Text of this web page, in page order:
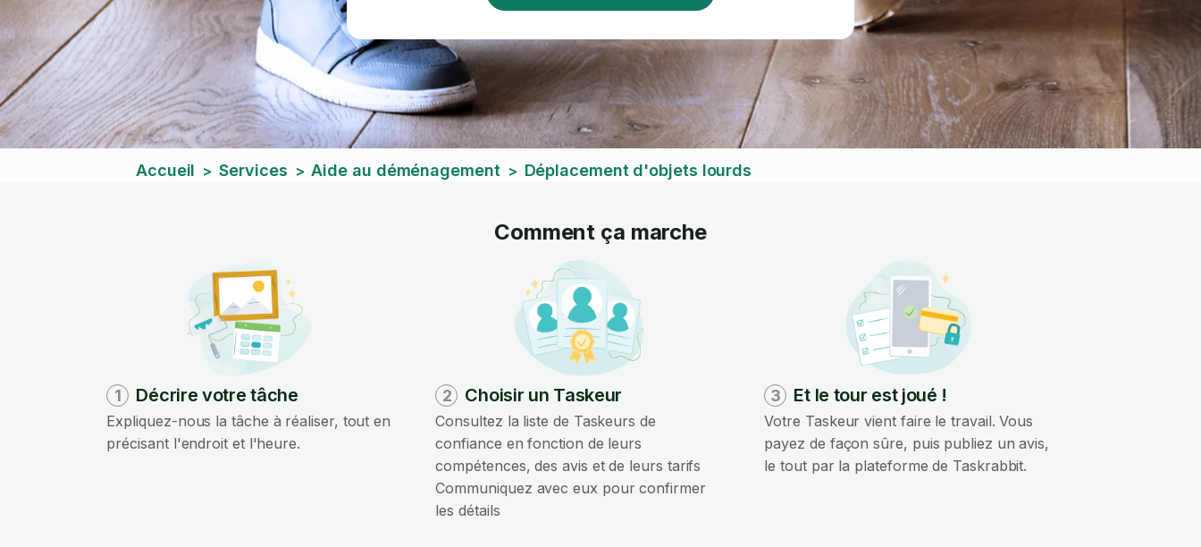
Accueil > Services > Aide au déménagement > Déplacement d'objets lourds
Comment ça marche
1 Décrire votre tâche
Expliquez-nous la tâche à réaliser, tout en
précisant l'endroit et l'heure.
2 Choisir un Taskeur
Consultez la liste de Taskeurs de
confiance en fonction de leurs
compétences, des avis et de leurs tarifs
Communiquez avec eux pour confirmer
les détails
3 Et le tour est joué !
Votre Taskeur vient faire le travail. Vous
payez de façon sûre, puis publiez un avis,
le tout par la plateforme de Taskrabbit.